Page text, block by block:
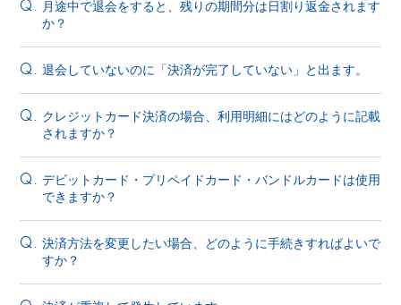
Q. 月途中で退会をすると、残りの期間分は日割り返金されます
か？
Q. 退会していないのに「決済が完了していない」と出ます。
Q. クレジットカード決済の場合、利用明細にはどのように記載
されますか？
Q. デビットカード・プリペイドカード・バンドルカードは使用
できますか？
Q. 決済方法を変更したい場合、どのように手続きすればよいで
すか？